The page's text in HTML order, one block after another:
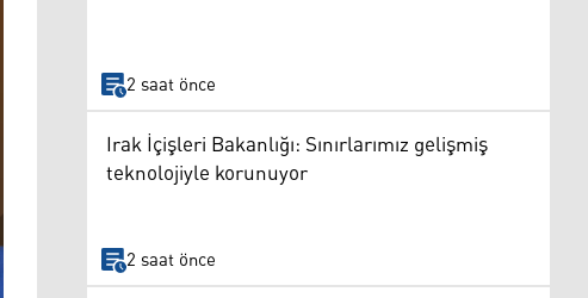
2 saat önce
Irak İçişleri Bakanlığı: Sınırlarımız gelişmiş
teknolojiyle korunuyor
2 saat önce